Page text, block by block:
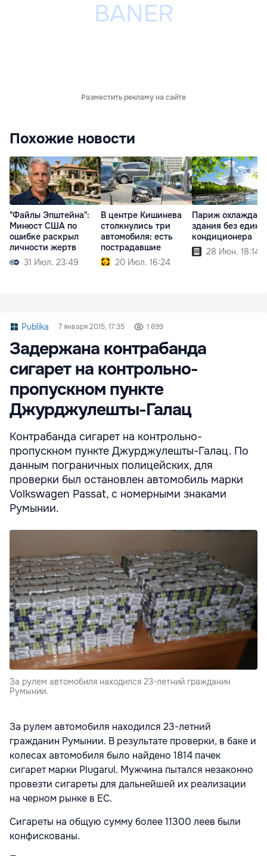
Разместить рекламу на сайте
Похожие новости
"Файлы Эпштейна":
Минюст США по
ошибке раскрыл
личности жертв
31 Июл. 23:49
В центре Кишинева
столкнулись три
автомобиля: есть
пострадавшие
20 Июл. 16:24
Париж охлаждает
здания без
кондиционера
28 Июн. 18:14
Publika 7 января 2015, 17:35 1 699
Задержана контрабанда
сигарет на контрольно-
пропускном пункте
Джурджулешты-Галац
Контрабанда сигарет на контрольно-
пропускном пункте Джурджулешты-Галац. По
данным пограничных полицейских, для
проверки был остановлен автомобиль марки
Volkswagen Passat, с номерными знаками
Румынии.
За рулем автомобиля находился 23-летний гражданин
Румынии.
За рулем автомобиля находился 23-летний
гражданин Румынии. В результате проверки, в баке и
колесах автомобиля было найдено 1814 пачек
сигарет марки Plugarul. Мужчина пытался незаконно
провезти сигареты для дальнейшей их реализации
на черном рынке в ЕС.
Сигареты на общую сумму более 11300 леев были
конфискованы.